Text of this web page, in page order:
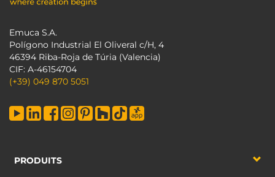
Emuca S.A.
Polígono Industrial El Oliveral c/H, 4
46394 Riba-Roja de Túria (Valencia)
CIF: A-46154704
(+39) 049 870 5051
PRODUITS